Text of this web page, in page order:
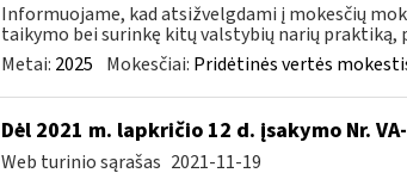
Informuojame, kad atsižvelgdami į mokesčių
taikymo bei surinkę kitų valstybių narių praktiką,
Metai: 2025 Mokesčiai: Pridėtinės vertės
Dėl 2021 m. lapkričio 12 d. įsakymo Nr.
Web turinio sąrašas 2021-11-19